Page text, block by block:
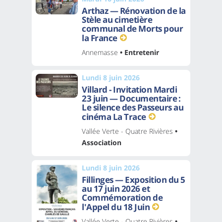
Arthaz — Rénovation de la
Stèle au cimetière
communal de Morts pour
la France
Annemasse • Entretenir
Lundi 8 juin 2026
Villard - Invitation Mardi
23 juin — Documentaire :
Le silence des Passeurs au
cinéma La Trace
Vallée Verte - Quatre Rivières •
Association
Lundi 8 juin 2026
Fillinges — Exposition du 5
au 17 juin 2026 et
Commémoration de
l'Appel du 18 Juin